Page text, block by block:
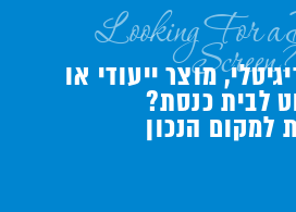
Looking For
Screen?מוצר ייעודי או
לבית כנסת?
למקום הנכון